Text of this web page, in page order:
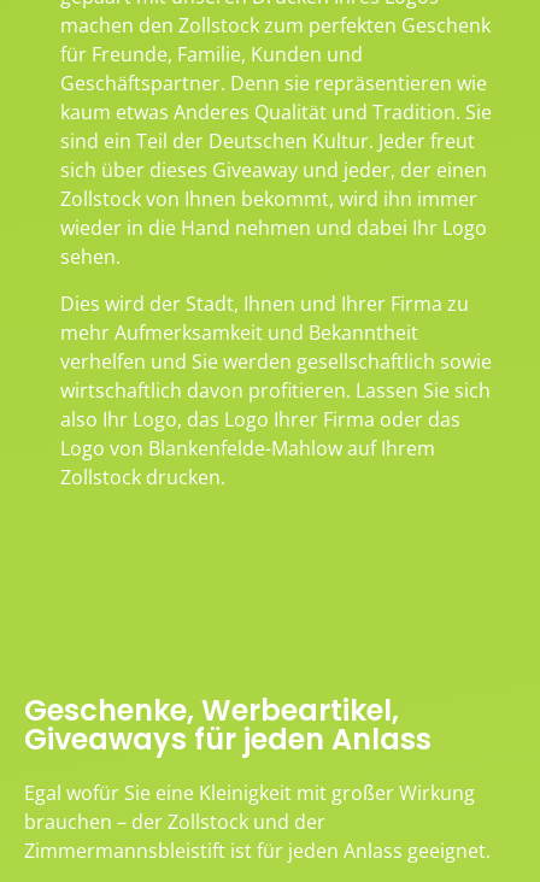
machen den Zollstock zum perfekten Geschenk
für Freunde, Familie, Kunden und
Geschäftspartner. Denn sie repräsentieren wie
kaum etwas Anderes Qualität und Tradition. Sie
sind ein Teil der Deutschen Kultur. Jeder freut
sich über dieses Giveaway und jeder, der einen
Zollstock von Ihnen bekommt, wird ihn immer
wieder in die Hand nehmen und dabei Ihr Logo
sehen.
Dies wird der Stadt, Ihnen und Ihrer Firma zu
mehr Aufmerksamkeit und Bekanntheit
verhelfen und Sie werden gesellschaftlich sowie
wirtschaftlich davon profitieren. Lassen Sie sich
also Ihr Logo, das Logo Ihrer Firma oder das
Logo von Blankenfelde-Mahlow auf Ihrem
Zollstock drucken.
Geschenke, Werbeartikel,
Giveaways für jeden Anlass
Egal wofür Sie eine Kleinigkeit mit großer Wirkung
brauchen – der Zollstock und der
Zimmermannsbleistift ist für jeden Anlass geeignet.